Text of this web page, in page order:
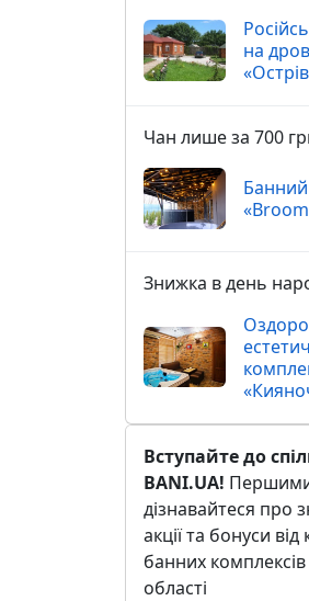
на
Чан лише за 700
Знижка в день
Вступайте до
BANI.UA!
дізнавайтеся про
акції та бонуси
банних
області